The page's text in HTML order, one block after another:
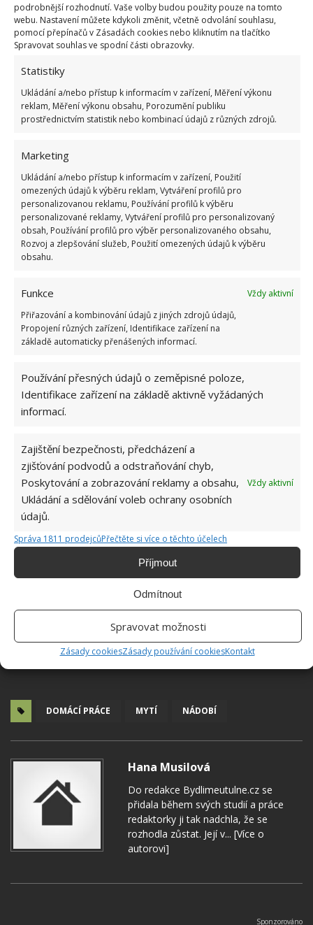
podrobnější rozhodnutí. Vaše volby budou použity pouze na tomto
webu. Nastavení můžete kdykoli změnit, včetně odvolání souhlasu,
pomocí přepínačů v Zásadách cookies nebo kliknutím na tlačítko
Spravovat souhlas ve spodní části obrazovky.
Statistiky
Ukládání a/nebo přístup k informacím v zařízení, Měření výkonu
reklam, Měření výkonu obsahu, Porozumění publiku
prostřednictvím statistik nebo kombinací údajů z různých zdrojů.
Marketing
Ukládání a/nebo přístup k informacím v zařízení, Použití
omezených údajů k výběru reklam, Vytváření profilů pro
personalizovanou reklamu, Používání profilů k výběru
personalizované reklamy, Vytváření profilů pro personalizovaný
obsah, Používání profilů pro výběr personalizovaného obsahu,
Rozvoj a zlepšování služeb, Použití omezených údajů k výběru
obsahu.
Funkce
Vždy aktivní
Přiřazování a kombinování údajů z jiných zdrojů údajů,
Propojení různých zařízení, Identifikace zařízení na
základě automaticky přenášených informací.
Používání přesných údajů o zeměpisné poloze,
Identifikace zařízení na základě aktivně vyžádaných
informací.
Zajištění bezpečnosti, předcházení a
zjišťování podvodů a odstraňování chyb,
Poskytování a zobrazování reklamy a obsahu,
Ukládání a sdělování voleb ochrany osobních
údajů.
Vždy aktivní
Správa 1811 prodejcůPřečtěte si více o těchto účelech
Příjmout
Odmítnout
Spravovat možnosti
Zásady cookiesZásady používání cookiesKontakt
připraven k použití.
Čisticí prášek by měl být skladován na chladném a
suchém místě – a tak jej lze uchovávat prakticky
neomezeně dlouho. Pořiďte si na něj čistou a suchou
nádobu se šroubovacím uzávěrem.
a vlhkým hadříkem vydrhnout dle potřeby. Ještě
lepšího účinku dosáhnete tehdy pokud špinavé
místo navlhčíte octem.
Ekologická domácnost
Snažte se ekologickými prostředky postupně
povrchů v domácnosti vám postačí ocet nebo soda.
Je zbytečné utrácet za chemické prostředky, které
jsou velmi agresivní a nešetrné. Uděláte hodně pro
přírodní produkty.
Zdroj: Houseandgarden
DOMÁCÍ PRÁCE MYTÍ NÁDOBÍ
Hana Musilová
Do redakce Bydlimeutulne.cz se
přidala během svých studií a práce
redaktorky ji tak nadchla, že se
rozhodla zůstat. Její v... [Více o
autorovi]